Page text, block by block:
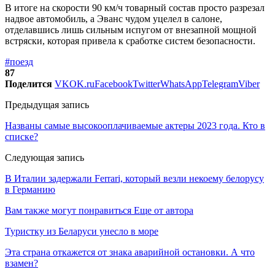
В итоге на скорости 90 км/ч товарный состав просто разрезал
надвое автомобиль, а Эванс чудом уцелел в салоне,
отделавшись лишь сильным испугом от внезапной мощной
встряски, которая привела к сработке систем безопасности.
#поезд
87
Поделится VKOK.ruFacebookTwitterWhatsAppTelegramViber
Предыдущая запись
Названы самые высокооплачиваемые актеры 2023 года. Кто в
списке?
Следующая запись
В Италии задержали Ferrari, который везли некоему белорусу
в Германию
Вам также могут понравиться Еще от автора
Туристку из Беларуси унесло в море
Эта страна откажется от знака аварийной остановки. А что
взамен?